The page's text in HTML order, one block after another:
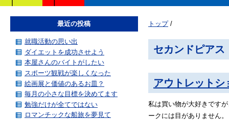
トップ/
セカンドピアス
アウトレットシ
私は買い物が大好きです
ークには目がありません。
最近の投稿
就職活動の思い出
ダイエットを成功させよう
本屋さんのバイトがしたい
スポーツ観戦が楽しくなった
絵画展と価値のあるお皿？
毎月の小さな目標を決めてます
勉強だけが全てではない
ロマンチックな船旅を夢見て